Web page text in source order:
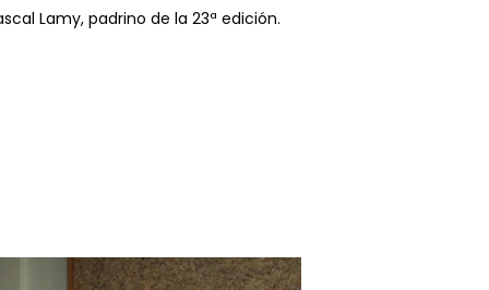
Lamy, padrino de la 23ª edición.